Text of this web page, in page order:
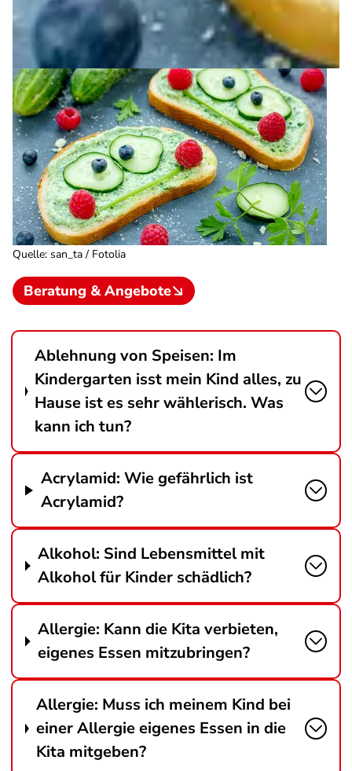
Quelle: san_ta / Fotolia
Beratung & Angebote
Ablehnung von Speisen: Im
Kindergarten isst mein Kind alles, zu
Hause ist es sehr wählerisch. Was
kann ich tun?
Acrylamid: Wie gefährlich ist
Acrylamid?
Alkohol: Sind Lebensmittel mit
Alkohol für Kinder schädlich?
Allergie: Kann die Kita verbieten,
eigenes Essen mitzubringen?
Allergie: Muss ich meinem Kind bei
einer Allergie eigenes Essen in die
Kita mitgeben?